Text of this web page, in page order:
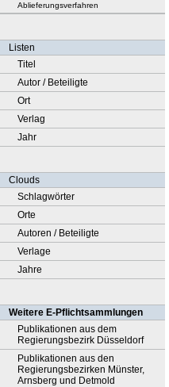
Ablieferungsverfahren
Listen
Titel
Autor / Beteiligte
Ort
Verlag
Jahr
Clouds
Schlagwörter
Orte
Autoren / Beteiligte
Verlage
Jahre
Weitere E-Pflichtsammlungen
Publikationen aus dem
Regierungsbezirk Düsseldorf
Publikationen aus den
Regierungsbezirken Münster,
Arnsberg und Detmold